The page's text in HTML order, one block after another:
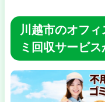
川越市のオフ
ミ回収サービ